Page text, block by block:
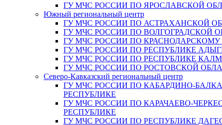
ГУ МЧС РОССИИ ПО ЯРОСЛАВСКОЙ
Южный региональный центр
ГУ МЧС РОССИИ ПО АСТРАХАНСКОЙ
ГУ МЧС РОССИИ ПО ВОЛГОГРАДСКОЙ
ГУ МЧС РОССИИ ПО
ГУ МЧС РОССИИ ПО РЕСПУБЛИКЕ
ГУ МЧС РОССИИ ПО РЕСПУБЛИКЕ
ГУ МЧС РОССИИ ПО РОСТОВСКОЙ
Северо-Кавказский региональный центр
ГУ МЧС РОССИИ ПО КАБАРДИНО-
РЕСПУБЛИКЕ
ГУ МЧС РОССИИ ПО КАРАЧАЕВО-
РЕСПУБЛИКЕ
ГУ МЧС РОССИИ ПО РЕСПУБЛИКЕ